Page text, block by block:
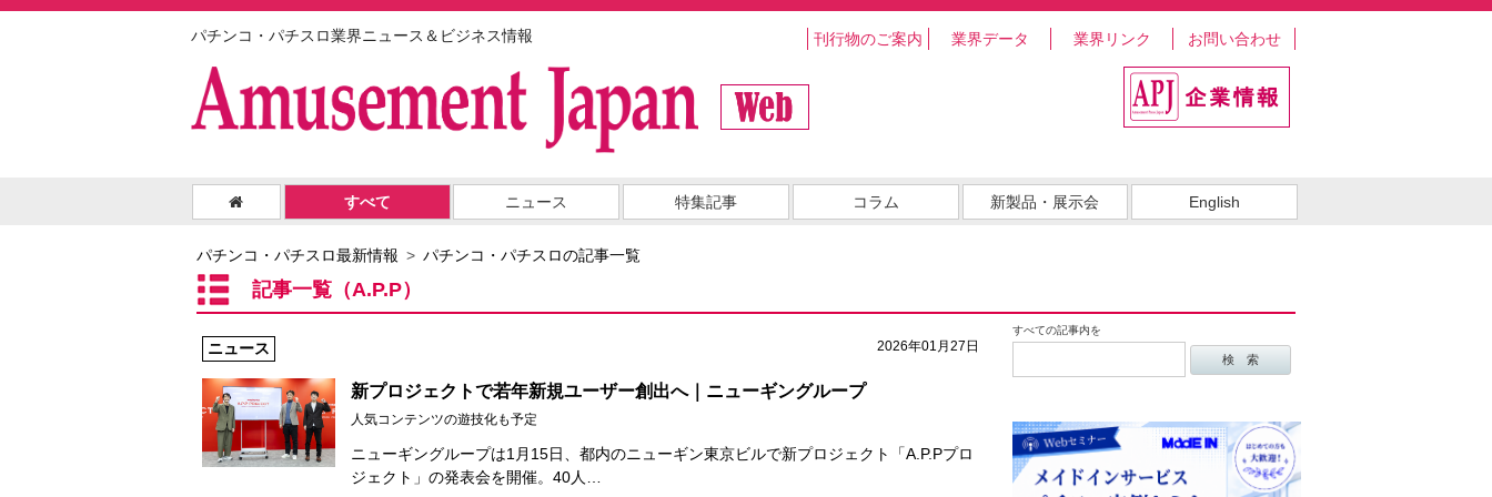
パチンコ・パチスロ業界ニュース＆ビジネス情報 刊行物のご案内 業界データ 業界リンク お問い合わせ
すべて ニュース 特集記事 コラム 新製品・展示会 English
パチンコ・パチスロ最新情報 パチンコ・パチスロの記事一覧
記事一覧（A.P.P）
すべての記事内を
2026年01月27日
ニュース
新プロジェクトで若年新規ユーザー創出へ｜ニューギングループ
人気コンテンツの遊技化も予定
ニューギングループは1月15日、都内のニューギン東京ビルで新プロジェクト「A.P.Pプロ
ジェクト」の発表会を開催。40人…